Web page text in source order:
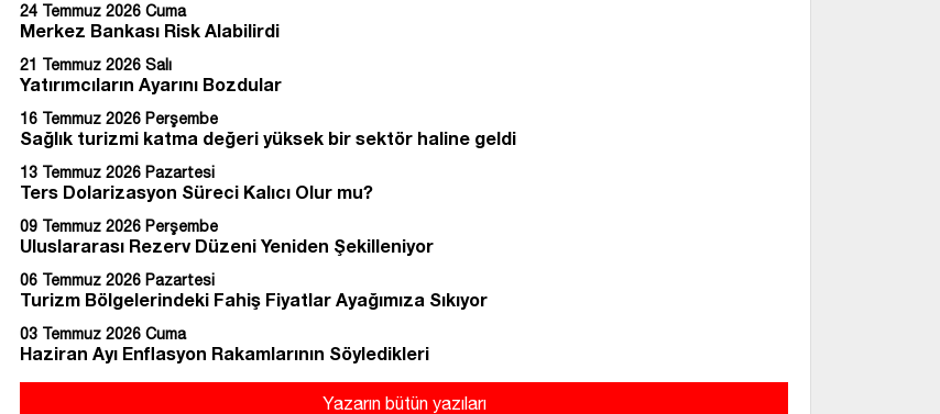
24 Temmuz 2026 Cuma
Merkez Bankası Risk Alabilirdi
21 Temmuz 2026 Salı
Yatırımcıların Ayarını Bozdular
16 Temmuz 2026 Perşembe
Sağlık turizmi katma değeri yüksek bir sektör haline geldi
13 Temmuz 2026 Pazartesi
Ters Dolarizasyon Süreci Kalıcı Olur mu?
09 Temmuz 2026 Perşembe
Uluslararası Rezerv Düzeni Yeniden Şekilleniyor
06 Temmuz 2026 Pazartesi
Turizm Bölgelerindeki Fahiş Fiyatlar Ayağımıza Sıkıyor
03 Temmuz 2026 Cuma
Haziran Ayı Enflasyon Rakamlarının Söyledikleri
Yazarın bütün yazıları